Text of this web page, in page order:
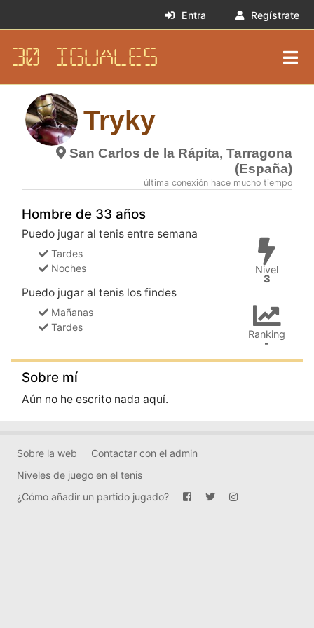
Entra Regístrate
30 IGUALES
Tryky
San Carlos de la Rápita, Tarragona
(España)
última conexión hace mucho tiempo
Hombre de 33 años
Puedo jugar al tenis entre semana
Tardes
Noches
Puedo jugar al tenis los findes
Mañanas
Tardes
Nivel
3
Ranking
-
Sobre mí
Aún no he escrito nada aquí.
Sobre la web
Contactar con el admin
Niveles de juego en el tenis
¿Cómo añadir un partido jugado?